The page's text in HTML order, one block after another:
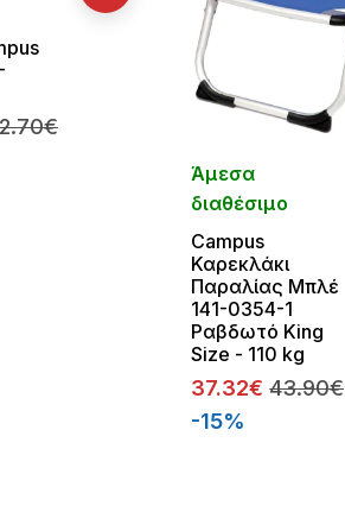
Άμεσα
διαθέσιμο
Campus
Καρεκλάκι
Παραλίας Μπλέ
141-0354-1
Ραβδωτό King
Size - 110 kg
37.32€ 43.90€
-15%